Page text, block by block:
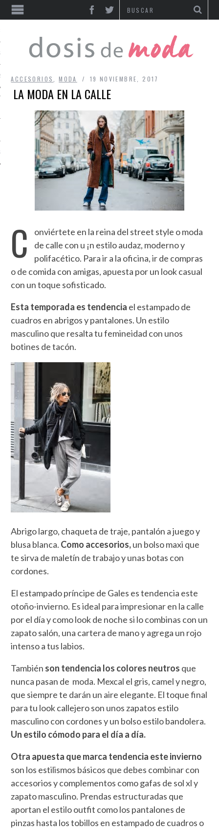
ACCESORIOS ,MODA 19 NOVIEMBRE, 2017
LA MODA EN LA CALLE
C
onviértete en la reina del street style o moda
de calle con u ¡n estilo audaz, moderno y
polifacético. Para ir a la oficina, ir de compras
o de comida con amigas, apuesta por un look casual
con un toque sofisticado.
Esta temporada es tendencia el estampado de
cuadros en abrigos y pantalones. Un estilo
masculino que resalta tu femineidad con unos
botines de tacón.
Abrigo largo, chaqueta de traje, pantalón a juego y
blusa blanca. Como accesorios,un bolso maxi que
te sirva de maletín de trabajo y unas botas con
cordones.
El estampado príncipe de Gales es tendencia este
otoño-invierno. Es ideal para impresionar en la calle
por el día y como look de noche si lo combinas con un
zapato salón, una cartera de mano y agrega un rojo
intenso a tus labios.
También son tendencia los colores neutros que
nunca pasan de moda. Mexcal el gris, camel y negro,
que siempre te darán un aire elegante. El toque final
para tu look callejero son unos zapatos estilo
masculino con cordones y un bolso estilo bandolera.
Un estilo cómodo para el día a día.
Otra apuesta que marca tendencia este invierno
son los estilismos básicos que debes combinar con
accesorios y complementos como gafas de sol xl y
zapato masculino. Prendas estructuradas que
aportan el estilo outfit como los pantalones de
pinzas hasta los tobillos en estampado de cuadros o